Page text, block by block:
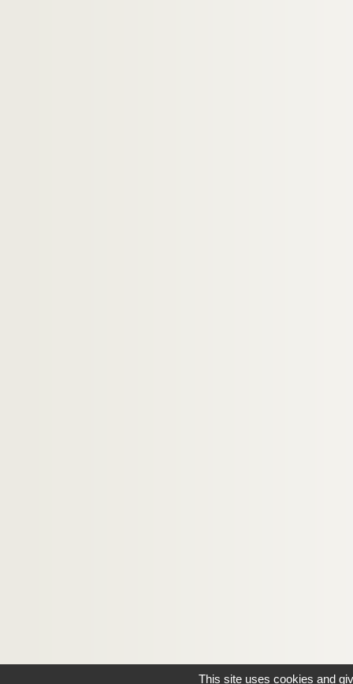
This site uses cookies and